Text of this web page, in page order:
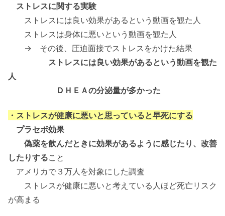
ストレスに関する実験
ストレスには良い効果があるという動画を観た人
ストレスは身体に悪いという動画を観た人
→ その後、圧迫面接でストレスをかけた結果
ストレスには良い効果があるという動画を観た
人
ＤＨＥＡの分泌量が多かった
・ストレスが健康に悪いと思っていると早死にする
プラセボ効果
偽薬を飲んだときに効果があるように感じたり、改善
したりすること
アメリカで３万人を対象にした調査
ストレスが健康に悪いと考えている人ほど死亡リスク
が高まる